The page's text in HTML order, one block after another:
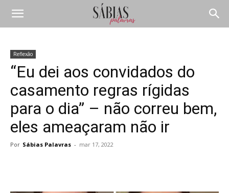
Reflexão
“Eu dei aos convidados do
casamento regras rígidas
para o dia” – não correu bem,
eles ameaçaram não ir
Por Sábias Palavras - mar 17, 2022